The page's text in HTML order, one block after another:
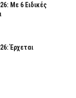
Με 6 Ειδικές
Έρχεται